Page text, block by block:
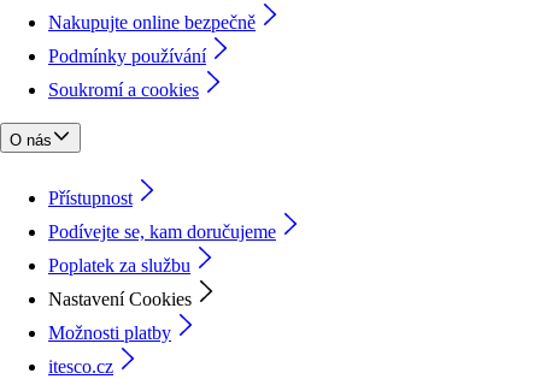
Nakupujte online bezpečně
Podmínky používání
Soukromí a cookies
O nás
Přístupnost
Podívejte se, kam doručujeme
Poplatek za službu
Nastavení Cookies
Možnosti platby
itesco.cz